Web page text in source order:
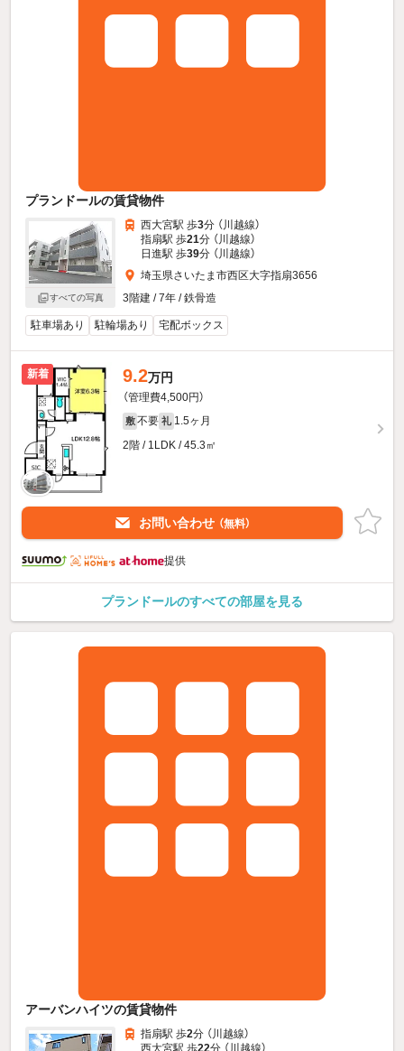
プランドールの賃貸物件
すべての写真
西大宮駅 歩3分 （川越線）
指扇駅 歩21分 （川越線）
日進駅 歩39分 （川越線）
埼玉県さいたま市西区大字指扇3656
3階建 / 7年 / 鉄骨造
駐車場あり 駐輪場あり 宅配ボックス
新着 9.2万円
（管理費4,500円）
敷 不要 礼 1.5ヶ月
2階 / 1LDK / 45.3㎡
お問い合わせ （無料）
提供
プランドールのすべての部屋を見る
アーバンハイツの賃貸物件
指扇駅 歩2分 （川越線）
西大宮駅 歩22分 （川越線）